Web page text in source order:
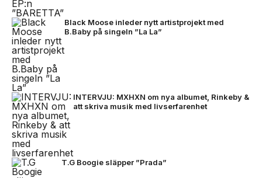
Black Moose inleder nytt artistprojekt med
B.Baby på singeln ”La La”
INTERVJU: MXHXN om nya albumet, Rinkeby &
att skriva musik med livserfarenhet
T.G Boogie släpper ”Prada”